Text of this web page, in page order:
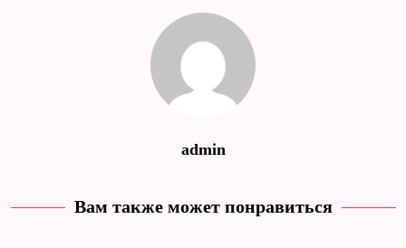
admin
Вам также может понравиться